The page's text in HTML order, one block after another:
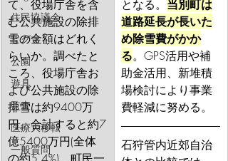
住民協議会
ヒグマ
公園
遊具
監査
医療大移転
一般質問
て、役場庁舎を含
む公共施設の除排
雪の金額はどれく
らいか。調べたと
ころ、役場庁舎お
よび公共施設の除
排雪は約9400万
円。合計すると約7
億5400万円(全体
となる。 当別町は
道路延長が長いた
め除雪費がかか
る。GPS活用や補
助金活用、新堆積
場検討により事業
費軽減に努める。
石狩管内近郊自治